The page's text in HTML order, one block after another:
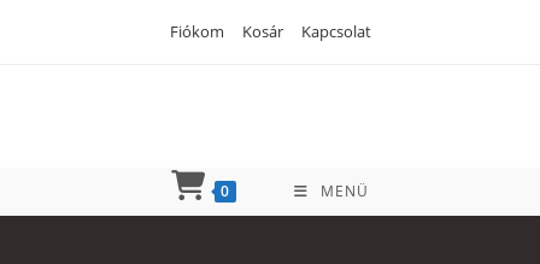
Fiókom Kosár Kapcsolat
0 MENÜ